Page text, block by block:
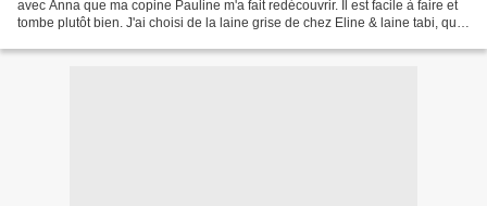
avec Anna que ma copine Pauline m'a fait redécouvrir. Il est facile à faire et
tombe plutôt bien. J'ai choisi de la laine grise de chez Eline & laine tabi, qui